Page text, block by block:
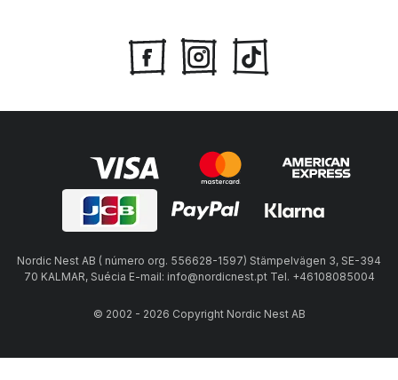
Nordic Nest AB ( número org. 556628-1597) Stämpelvägen 3, SE-394
70 KALMAR, Suécia E-mail: info@nordicnest.pt Tel. +46108085004
© 2002 - 2026 Copyright Nordic Nest AB